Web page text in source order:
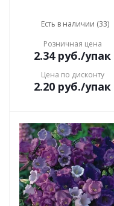
Есть в наличии (33)
Розничная цена
2.34руб./упак
Цена по дисконту
2.20 руб./упак